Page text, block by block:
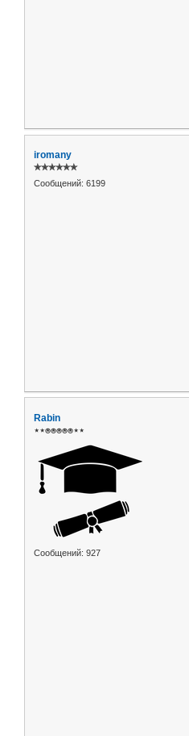
iromany
✯✯✯✯✯✯
Сообщений: 6199
Rabin
⋆⋆⍟⍟⍟⍟⍟⋆⋆
Сообщений: 927